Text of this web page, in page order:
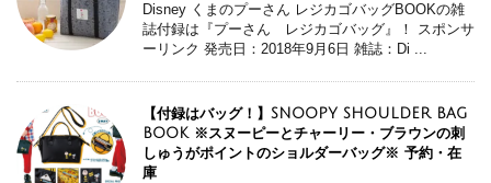
Disney くまのプーさん レジカゴバッグBOOKの雑
誌付録は『プーさん レジカゴバッグ』！ スポンサ
ーリンク 発売日：2018年9月6日 雑誌：Di ...
【付録はバッグ！】SNOOPY SHOULDER BAG
BOOK ※スヌーピーとチャーリー・ブラウンの刺
しゅうがポイントのショルダーバッグ※ 予約・在
庫